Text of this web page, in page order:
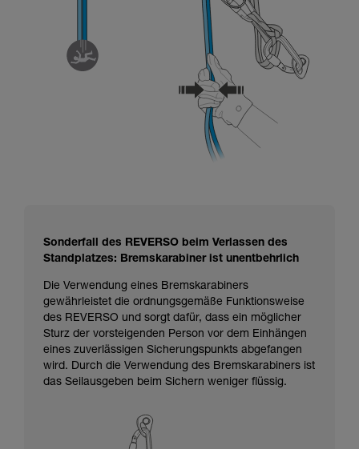
Sonderfall des REVERSO beim Verlassen des
Standplatzes: Bremskarabiner ist unentbehrlich
Die Verwendung eines Bremskarabiners
gewährleistet die ordnungsgemäße Funktionsweise
des REVERSO und sorgt dafür, dass ein möglicher
Sturz der vorsteigenden Person vor dem Einhängen
eines zuverlässigen Sicherungspunkts abgefangen
wird. Durch die Verwendung des Bremskarabiners ist
das Seilausgeben beim Sichern weniger flüssig.